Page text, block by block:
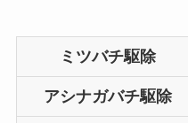
ミツバチ駆除
アシナガバチ駆除